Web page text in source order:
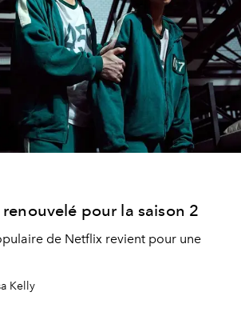
pour la saison 2
de Netflix revient pour une
Kelly